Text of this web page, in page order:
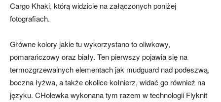
Cargo Khaki, którą widzicie na załączonych poniżej
fotografiach.
Główne kolory jakie tu wykorzystano to oliwkowy,
pomarańczowy oraz biały. Ten pierwszy pojawia się na
termozgrzewalnych elementach jak mudguard nad podeszwą,
boczna łyżwa, a także okolice kołnierz, widać go również na
języku. CHolewka wykonana tym razem w technologii Flyknit